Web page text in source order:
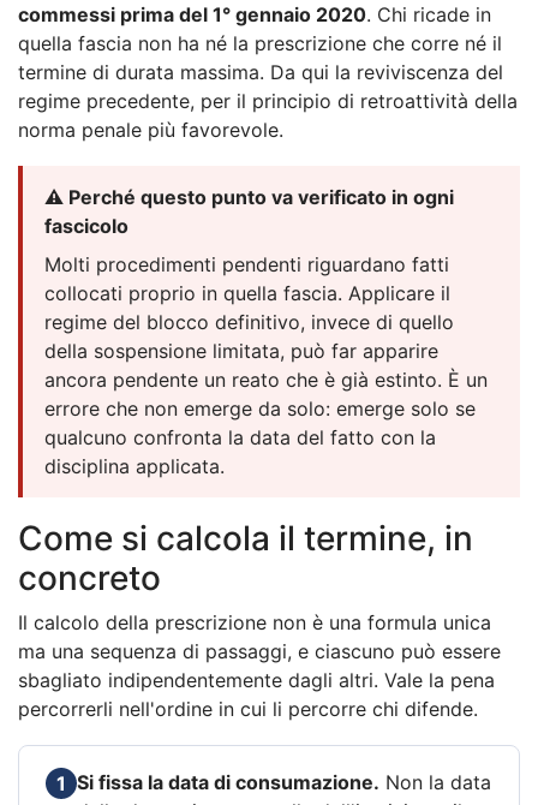
commessi prima del 1° gennaio 2020. Chi ricade in
quella fascia non ha né la prescrizione che corre né il
termine di durata massima. Da qui la reviviscenza del
regime precedente, per il principio di retroattività della
norma penale più favorevole.
⚠️ Perché questo punto va verificato in ogni
fascicolo
Molti procedimenti pendenti riguardano fatti
collocati proprio in quella fascia. Applicare il
regime del blocco definitivo, invece di quello
della sospensione limitata, può far apparire
ancora pendente un reato che è già estinto. È un
errore che non emerge da solo: emerge solo se
qualcuno confronta la data del fatto con la
disciplina applicata.
Come si calcola il termine, in
concreto
Il calcolo della prescrizione non è una formula unica
ma una sequenza di passaggi, e ciascuno può essere
sbagliato indipendentemente dagli altri. Vale la pena
percorrerli nell'ordine in cui li percorre chi difende.
1 Si fissa la data di consumazione. Non la data